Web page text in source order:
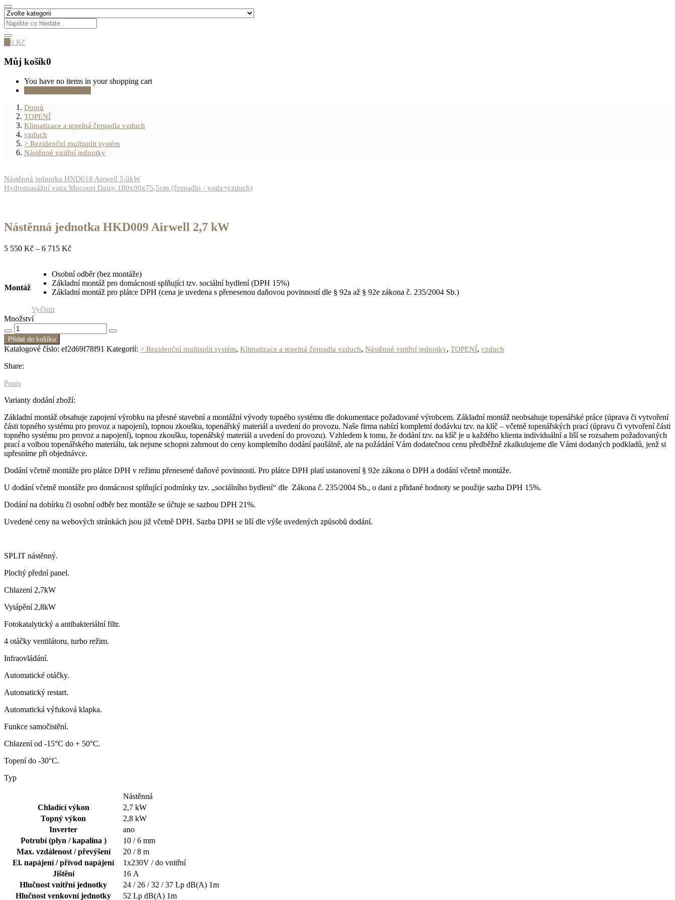
0 0 Kč
Můj košík0
You have no items in your shopping cart
Domů
TOPENÍ
Klimatizace a tepelná čerpadla vzduch
vzduch
> Rezidenční multisplit systém
Nástěnné vnitřní jednotky
Nástěnná jednotka HND018 Airwell 5,0kW
Hydromasážní vana Mocoori Daisy 180x90x75,5cm (čerpadlo - voda+vzduch)
Nástěnná jednotka HKD009 Airwell 2,7 kW
5 550 Kč – 6 715 Kč
Montáž
Osobní odběr (bez montáže)
Základní montáž pro domácnosti splňujíci tzv. sociální bydlení (DPH 15%)
Základní montáž pro plátce DPH (cena je uvedena s přenesenou daňovou povinností dle § 92a až § 92e zákona č. 235/2004 Sb.)
Vyčistit
Množství
Přidat do košíku
Katalogové číslo: ef2d69f78f91 Kategorií: > Rezidenční multisplit systém, Klimatizace a tepelná čerpadla vzduch, Nástěnné vnitřní jednotky, TOPENÍ, vzduch
Share:
Popis
Varianty dodání zboží:
Základní montáž obsahuje zapojení výrobku na přesné stavební a montážní vývody topného systému dle dokumentace požadované výrobcem. Základní montáž neobsahuje topenářské práce (úprava či vytvoření
části topného systému pro provoz a napojení), topnou zkoušku, topenářský materiál a uvedení do provozu. Naše firma nabízí kompletní dodávku tzv. na klíč – včetně topenářských prací (úpravu či vytvoření části
topného systému pro provoz a napojení), topnou zkoušku, topenářský materiál a uvedení do provozu). Vzhledem k tomu, že dodání tzv. na klíč je u každého klienta individuální a liší se rozsahem požadovaných
prací a volbou topenářského materiálu, tak nejsme schopni zahrnout do ceny kompletního dodání paušálně, ale na požádání Vám dodatečnou cenu předběžně zkalkulujeme dle Vámi dodaných podkladů, jenž si
upřesníme při objednávce.
Dodání včetně montáže pro plátce DPH v režimu přenesené daňové povinnosti. Pro plátce DPH platí ustanovení § 92e zákona o DPH a dodání včetně montáže.
U dodání včetně montáže pro domácnost splňující podmínky tzv. „sociálního bydlení“ dle Zákona č. 235/2004 Sb., o dani z přidané hodnoty se použije sazba DPH 15%.
Dodání na dobírku či osobní odběr bez montáže se účtuje se sazbou DPH 21%.
Uvedené ceny na webových stránkách jsou již včetně DPH. Sazba DPH se liší dle výše uvedených způsobů dodání.
SPLIT nástěnný.
Plochý přední panel.
Chlazení 2,7kW
Vytápění 2,8kW
Fotokatalytický a antibakteriální filtr.
4 otáčky ventilátoru, turbo režim.
Infraovládání.
Automatické otáčky.
Automatický restart.
Automatická výfuková klapka.
Funkce samočistění.
Chlazení od -15°C do + 50°C.
Topení do -30°C.
Typ
Nástěnná
Chladící výkon
2,7 kW
Topný výkon
2,8 kW
Inverter
ano
Potrubí (plyn / kapalina )
10 / 6 mm
Max. vzdálenost / převýšení
20 / 8 m
El. napájení / přívod napájení
1x230V / do vnitřní
Jištění
16 A
Hlučnost vnitřní jednotky
24 / 26 / 32 / 37 Lp dB(A) 1m
Hlučnost venkovní jednotky
52 Lp dB(A) 1m